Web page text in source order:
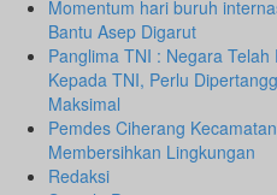
Momentum hari buruh
Bantu Asep Digarut
Panglima TNI : Negara
Kepada TNI, Perlu
Maksimal
Pemdes Ciherang
Membersihkan Lingkungan
Redaksi